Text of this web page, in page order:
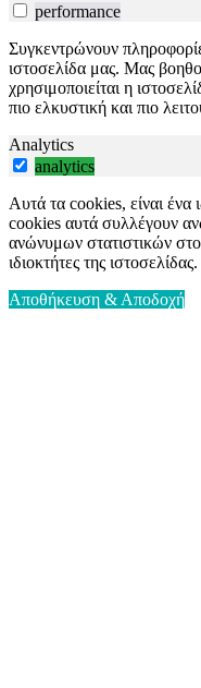
performance
Συγκεντρώνουν
ιστοσελίδα μας. Μας
χρησιμοποιείται η
πιο ελκυστική και πιο
Analytics
analytics
Αυτά τα cookies, είναι ένα
cookies αυτά συλλέγουν
ανώνυμων στατιστικών
ιδιοκτήτες της ιστοσελίδας.
Αποθήκευση & Αποδοχή